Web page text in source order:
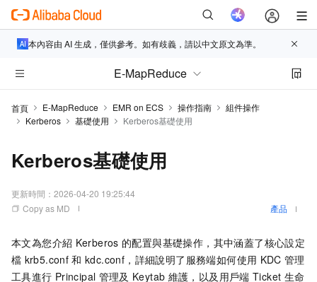
本內容由 AI 生成，僅供參考。如有歧義，請以中文原文為準。
E-MapReduce
首頁 E-MapReduce EMR on ECS 操作指南
組件操作
Kerberos
基礎使用 Kerberos基礎使用
Kerberos基礎使用
更新時間： 2026-04-20 19:25:44
Copy as MD
產品
本文為您介紹 Kerberos 的配置與基礎操作，其中涵蓋了核心設定
檔 krb5.conf 和 kdc.conf，詳細說明了服務端如何使用 KDC 管理
工具進行 Principal 管理及 Keytab 維護，以及用戶端 Ticket 生命